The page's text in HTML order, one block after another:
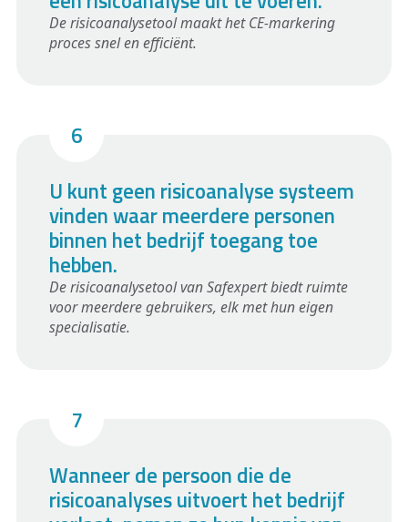
De risicoanalysetool maakt het CE-markering
proces snel en efficiënt.
U kunt geen risicoanalyse systeem
vinden waar meerdere personen
binnen het bedrijf toegang toe
hebben.
De risicoanalysetool van Safexpert biedt ruimte
voor meerdere gebruikers, elk met hun eigen
specialisatie.
Wanneer de persoon die de
risicoanalyses uitvoert het bedrijf